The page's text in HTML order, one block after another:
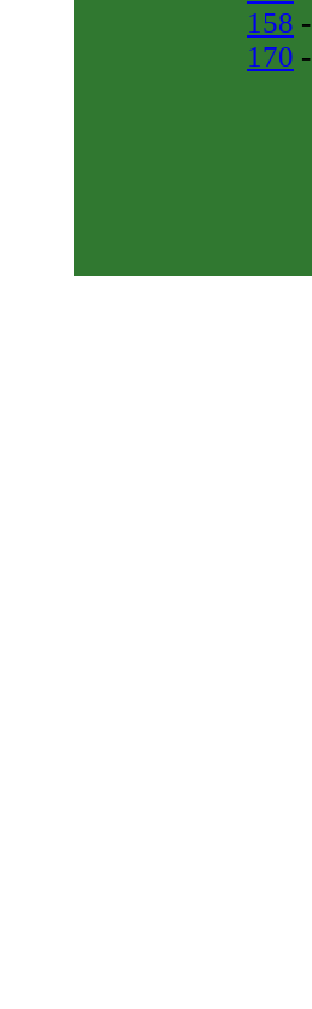
158 -
170 -